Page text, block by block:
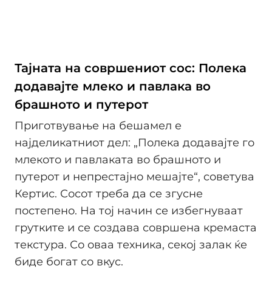
Тајната на совршениот сос: Полека
додавајте млеко и павлака во
брашното и путерот
Приготвување на бешамел е
најделикатниот дел: „Полека додавајте го
млекото и павлаката во брашното и
путерот и непрестајно мешајте“, советува
Кертис. Сосот треба да се згусне
постепено. На тој начин се избегнуваат
грутките и се создава совршена кремаста
текстура. Со оваа техника, секој залак ќе
биде богат со вкус.